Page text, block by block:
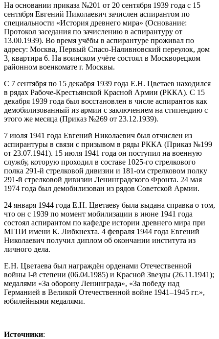
На основании приказа №201 от 20 сентября 1939 года с 15
сентября Евгений Николаевич зачислен аспирантом по
специальности «История древнего мира» (Основание:
Протокол заседания по зачислению в аспирантуру от
13.00.1939). Во время учёбы в аспирантуре проживал по
адресу: Москва, Первый Спасо-Наливновский переулок, дом
3, квартира 6. На воинском учёте состоял в Москворецком
районном военкомате г. Москвы.
С 7 сентября по 15 декабря 1939 года Е.Н. Цветаев находился
в рядах Рабоче-Крестьянской Красной Армии (РККА). С 15
декабря 1939 года был восстановлен в числе аспирантов как
демобилизованный из армии с заключением на стипендию с
этого же месяца (Приказ №269 от 23.12.1939).
7 июля 1941 года Евгений Николаевич был отчислен из
аспирантуры в связи с призывом в ряды РККА (Приказ №199
от 23.07.1941). 15 июля 1941 года он поступил на военную
службу, которую проходил в составе 1025-го стрелкового
полка 291-й стрелковой дивизии и 181-ом стрелковом полку
291-й стрелковой дивизии Ленинградского Фронта. 24 мая
1974 года был демобилизован из рядов Советской Армии.
24 января 1944 года Е.Н. Цветаеву была выдана справка о том,
что он с 1939 по момент мобилизации в июне 1941 года
состоял аспирантом по кафедре истории древнего мира при
МГПИ имени К. Либкнехта. 4 февраля 1944 года Евгений
Николаевич получил диплом об окончании института из
личного дела.
Е.Н. Цветаева был награждён орденами Отечественной
войны I-й степени (06.04.1985) и Красной Звезды (26.11.1941);
медалями «За оборону Ленинграда», «За победу над
Германией в Великой Отечественной войне 1941–1945 гг.»,
юбилейными медалями.
Источники: